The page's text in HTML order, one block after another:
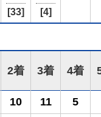
[33] [4]
2着 3着 4着
10 11
5